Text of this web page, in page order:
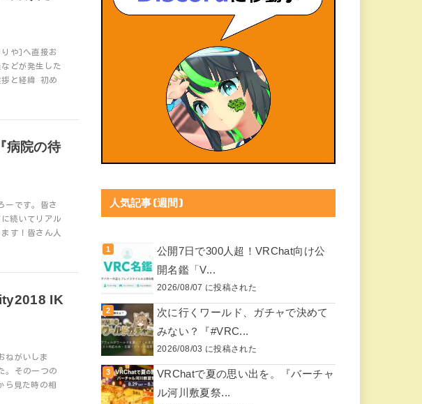
や]へ直接お
どが発生した
と経緯 初め
病院の待
ーです。皆さ
続いてリアル
す！皆さん人
IK
ねがいしま
。その一つの
ら見た時の相
人気記事(週間)
公開7日で300人超！VRChat向け公
開名鑑「V...
2026/08/07 に投稿された
次に行くワールド、ガチャで決めて
みない？『#VRC...
2026/08/03 に投稿された
VRChatで夏の思い出を。『バーチャ
ル河川敷夏祭...